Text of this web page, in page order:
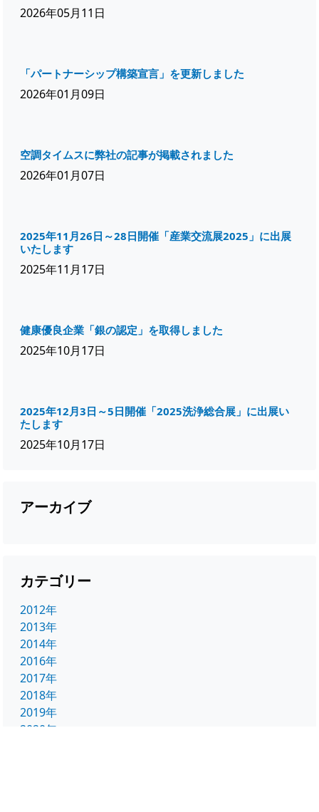
2026年05月11日
「パートナーシップ構築宣言」を更新しました
2026年01月09日
空調タイムスに弊社の記事が掲載されました
2026年01月07日
2025年11月26日～28日開催「産業交流展2025」に出展
いたします
2025年11月17日
健康優良企業「銀の認定」を取得しました
2025年10月17日
2025年12月3日～5日開催「2025洗浄総合展」に出展い
たします
2025年10月17日
アーカイブ
カテゴリー
2012年
2013年
2014年
2016年
2017年
2018年
2019年
2020年